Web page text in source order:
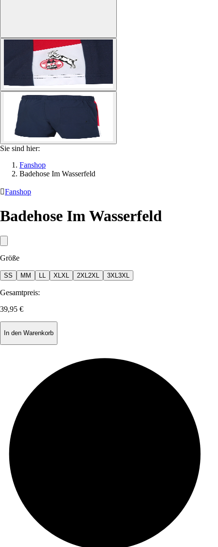
Sie sind hier:
Fanshop
Badehose Im Wasserfeld
Fanshop
Badehose Im Wasserfeld
Größe
SS M M XL XL 2XL 2XL 3XL 3XL
Gesamtpreis:
39,95 €
In den Warenkorb